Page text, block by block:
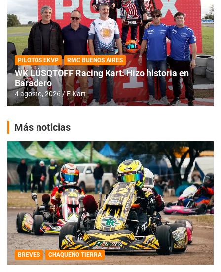
PILOTOS EKVP RMC BUENOS AIRES
WK LÜSQTOFF Racing Kart: Hizo historia en
Baradero
4 agosto, 2026 E-Kart
Más noticias
BREVES CHAQUEÑO TIERRA